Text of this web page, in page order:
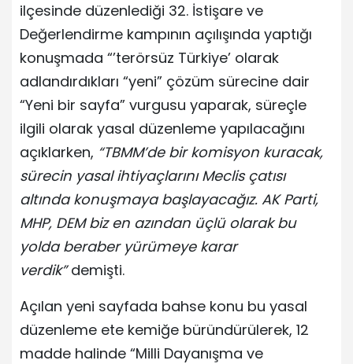
ilçesinde düzenlediği 32. İstişare ve
Değerlendirme kampının açılışında yaptığı
konuşmada “’terörsüz Türkiye’ olarak
adlandırdıkları “yeni” çözüm sürecine dair
“Yeni bir sayfa” vurgusu yaparak, süreçle
ilgili olarak yasal düzenleme yapılacağını
açıklarken, “TBMM’de bir komisyon kuracak,
sürecin yasal ihtiyaçlarını Meclis çatısı
altında konuşmaya başlayacağız. AK Parti,
MHP, DEM biz en azından üçlü olarak bu
yolda beraber yürümeye karar
verdik”demişti.
Açılan yeni sayfada bahse konu bu yasal
düzenleme ete kemiğe büründürülerek, 12
madde halinde “Milli Dayanışma ve